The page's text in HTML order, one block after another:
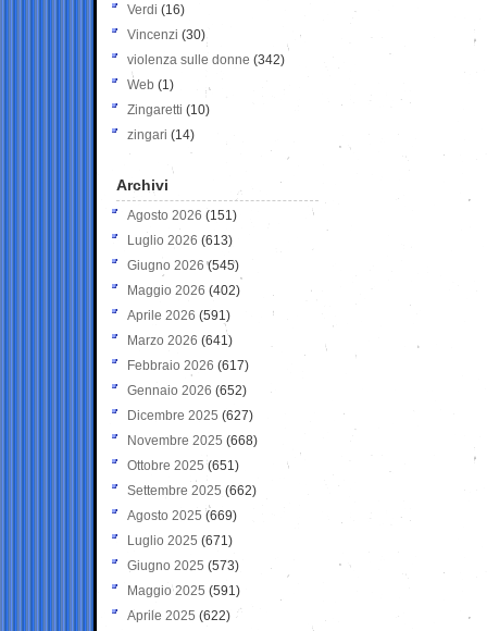
Verdi (16)
Vincenzi (30)
violenza sulle donne (342)
Web (1)
Zingaretti (10)
zingari (14)
Archivi
Agosto 2026 (151)
Luglio 2026 (613)
Giugno 2026 (545)
Maggio 2026 (402)
Aprile 2026 (591)
Marzo 2026 (641)
Febbraio 2026 (617)
Gennaio 2026 (652)
Dicembre 2025 (627)
Novembre 2025 (668)
Ottobre 2025 (651)
Settembre 2025 (662)
Agosto 2025 (669)
Luglio 2025 (671)
Giugno 2025 (573)
Maggio 2025 (591)
Aprile 2025 (622)